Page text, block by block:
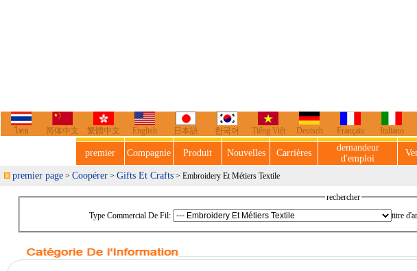
ไทย 简体中文 繁體中文 English 日本語 한국어 Tiếng Việt Deutsch Français Italiano
premier Compagnie Produit Nouvelles Carrières
demandeur
d'emploi
premier page > Coopérer > Gifts Et Crafts > Embroidery Et Métiers Textile
rechercher
Type Commercial De Fil:
titre